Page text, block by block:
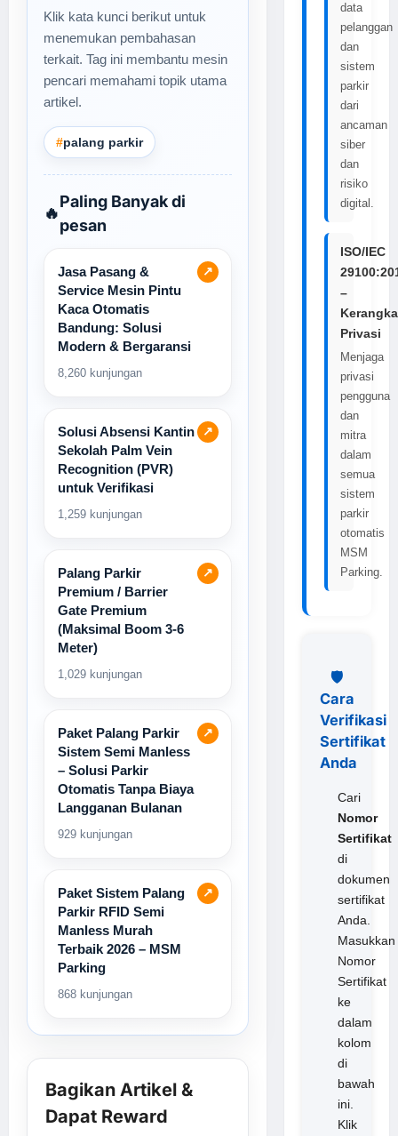
Klik kata kunci berikut untuk
menemukan pembahasan
terkait. Tag ini membantu mesin
pencari memahami topik utama
artikel.
#palang parkir
🔥
Paling Banyak di
pesan
↗
Jasa Pasang &
Service Mesin Pintu
Kaca Otomatis
Bandung: Solusi
Modern & Bergaransi
8,260 kunjungan
↗
Solusi Absensi Kantin
Sekolah Palm Vein
Recognition (PVR)
untuk Verifikasi
1,259 kunjungan
↗
Palang Parkir
Premium / Barrier
Gate Premium
(Maksimal Boom 3-6
Meter)
1,029 kunjungan
↗
Paket Palang Parkir
Sistem Semi Manless
– Solusi Parkir
Otomatis Tanpa Biaya
Langganan Bulanan
929 kunjungan
↗
Paket Sistem Palang
Parkir RFID Semi
Manless Murah
Terbaik 2026 – MSM
Parking
868 kunjungan
Bagikan Artikel &
Dapat Reward
data
pelanggan
dan
sistem
parkir
dari
ancaman
siber
dan
risiko
digital.
ISO/IEC
–
Kerangka
Privasi
Menjaga
privasi
pengguna
dan
mitra
dalam
semua
sistem
parkir
otomatis
MSM
Parking.
🛡️
Cara
Verifikasi
Sertifikat
Anda
Cari
Nomor
Sertifikat
di
dokumen
sertifikat
Anda.
Masukkan
Nomor
Sertifikat
ke
dalam
kolom
di
bawah
ini.
Klik